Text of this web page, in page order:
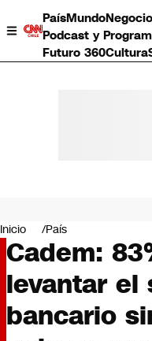
PaísMundo
Podcast y
Futuro 360Cultura
Negocios
Deportes
Programas completos
Cultura
Servicios
Bits
Inicio País
Cadem:
levantar el
bancario